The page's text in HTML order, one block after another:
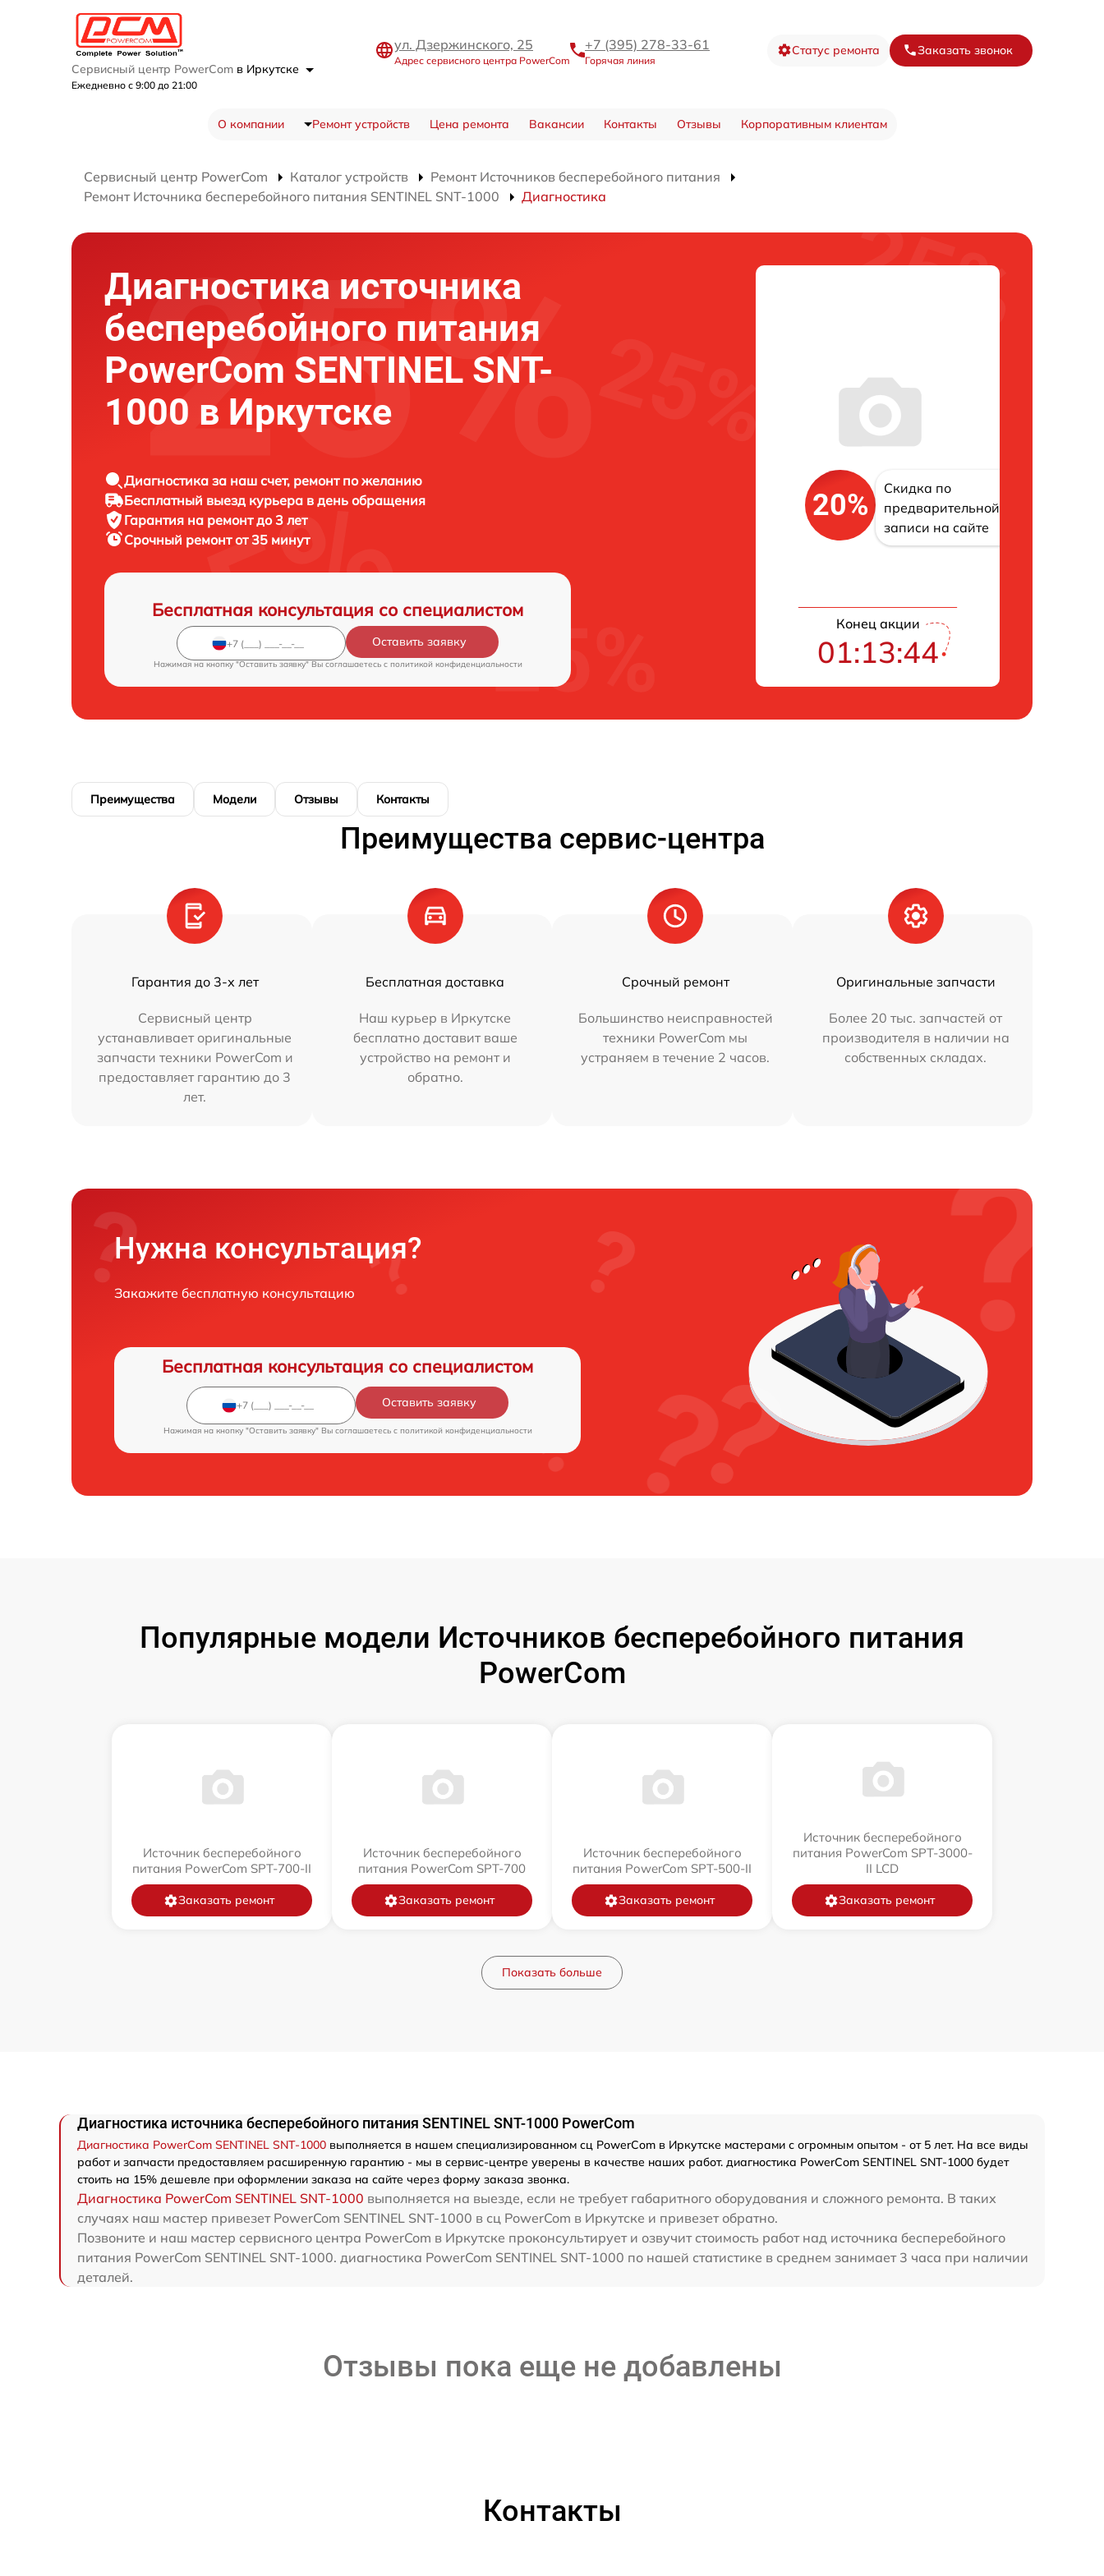
Сервисный центр PowerCom в Иркутске
Ежедневно с 9:00 до 21:00
ул. Дзержинского, 25
Адрес сервисного центра PowerCom
+7 (395) 278-33-61
Горячая линия
Статус ремонта Заказать звонок
О компании Ремонт устройств Цена ремонта Вакансии Контакты Отзывы Корпоративным клиентам
Сервисный центр PowerCom Каталог устройств
Ремонт Источников бесперебойного питания
Ремонт Источника бесперебойного питания SENTINEL SNT-1000
Диагностика
Диагностика источника
бесперебойного питания
PowerCom SENTINEL SNT-
1000 в Иркутске
Диагностика за наш счет, ремонт по желанию
Бесплатный выезд курьера в день обращения
Гарантия на ремонт до 3 лет
Срочный ремонт от 35 минут
Бесплатная консультация со специалистом
Оставить заявку
Нажимая на кнопку "Оставить заявку" Вы соглашаетесь c политикой конфиденциальности
20%
Скидка по
предварительной
записи на сайте
Конец акции
01:13:43
Преимущества Модели Отзывы Контакты
Преимущества сервис-центра
Гарантия до 3-х лет
Сервисный центр
устанавливает оригинальные
запчасти техники PowerCom и
предоставляет гарантию до 3
лет.
Бесплатная доставка
Наш курьер в Иркутске
бесплатно доставит ваше
устройство на ремонт и
обратно.
Срочный ремонт
Большинство неисправностей
техники PowerCom мы
устраняем в течение 2 часов.
Оригинальные запчасти
Более 20 тыс. запчастей от
производителя в наличии на
собственных складах.
Нужна консультация?
Закажите бесплатную консультацию
Бесплатная консультация со специалистом
Оставить заявку
Нажимая на кнопку "Оставить заявку" Вы соглашаетесь c политикой конфиденциальности
Популярные модели Источников бесперебойного питания
PowerCom
Источник бесперебойного
питания PowerCom SPT-700-II
Заказать ремонт
Источник бесперебойного
питания PowerCom SPT-700
Заказать ремонт
Источник бесперебойного
питания PowerCom SPT-500-II
Заказать ремонт
Источник бесперебойного
питания PowerCom SPT-3000-
II LCD
Заказать ремонт
Показать больше
Диагностика источника бесперебойного питания SENTINEL SNT-1000 PowerCom
Диагностика PowerCom SENTINEL SNT-1000 выполняется в нашем специализированном сц PowerCom в Иркутске мастерами с огромным опытом - от 5 лет. На все виды
работ и запчасти предоставляем расширенную гарантию - мы в сервис-центре уверены в качестве наших работ. диагностика PowerCom SENTINEL SNT-1000 будет
стоить на 15% дешевле при оформлении заказа на сайте через форму заказа звонка.
Диагностика PowerCom SENTINEL SNT-1000 выполняется на выезде, если не требует габаритного оборудования и сложного ремонта. В таких
случаях наш мастер привезет PowerCom SENTINEL SNT-1000 в сц PowerCom в Иркутске и привезет обратно.
Позвоните и наш мастер сервисного центра PowerCom в Иркутске проконсультирует и озвучит стоимость работ над источника бесперебойного
питания PowerCom SENTINEL SNT-1000. диагностика PowerCom SENTINEL SNT-1000 по нашей статистике в среднем занимает 3 часа при наличии
деталей.
Отзывы пока еще не добавлены
Контакты